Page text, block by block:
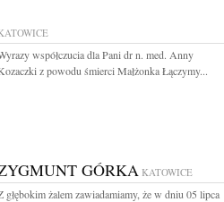
współczucia dla Pani dr n. med. Anny
z powodu śmierci Małżonka Łączymy...
GÓRKA KATOWICE
głębokim żalem zawiadamiamy, że w dniu 05 lipca